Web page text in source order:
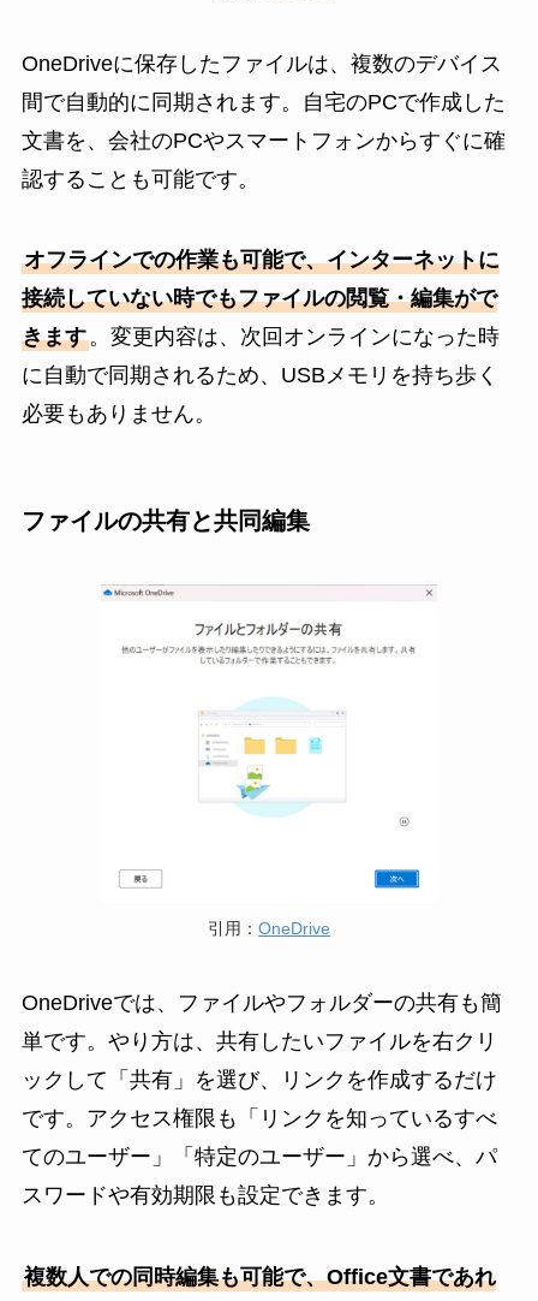
OneDriveに保存したファイルは、複数のデバイス
間で自動的に同期されます。自宅のPCで作成した
文書を、会社のPCやスマートフォンからすぐに確
認することも可能です。
オフラインでの作業も可能で、インターネットに
接続していない時でもファイルの閲覧・編集がで
きます。変更内容は、次回オンラインになった時
に自動で同期されるため、USBメモリを持ち歩く
必要もありません。
ファイルの共有と共同編集
引用： OneDrive
OneDriveでは、ファイルやフォルダーの共有も簡
単です。やり方は、共有したいファイルを右クリ
ックして「共有」を選び、リンクを作成するだけ
です。アクセス権限も「リンクを知っているすべ
てのユーザー」「特定のユーザー」から選べ、パ
スワードや有効期限も設定できます。
複数人での同時編集も可能で、Office文書であれ